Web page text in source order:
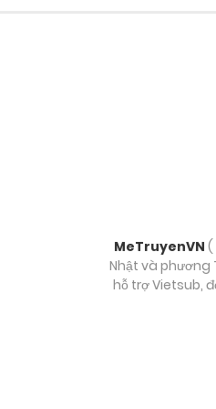
Chương 4
Chương 3
MeTruyenVN (
Nhật và phương
hỗ trợ Vietsub,